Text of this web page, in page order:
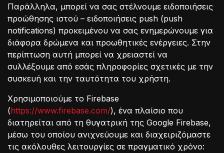
Παράλληλα, μπορεί να σας στέλνουμε ειδοποιήσεις
προώθησης ιστού – ειδοποιήσεις push (push
notifications) προκειμένου να σας ενημερώνουμε για
διάφορα δρώμενα και προωθητικές ενέργειες. Στην
περίπτωση αυτή μπορεί να χρειαστεί να
συλλέξουμε από εσάς πληροφορίες σχετικές με την
συσκευή και την ταυτότητα του χρήστη.
Χρησιμοποιούμε το Firebase
(https://www.firebase.com/), ένα πλαίσιο που
διατηρείται από τη θυγατρική της Google Firebase,
μέσω του οποίου ανιχνεύουμε και διαχειριζόμαστε
τις ακόλουθες λειτουργίες σε πραγματικό χρόνο: